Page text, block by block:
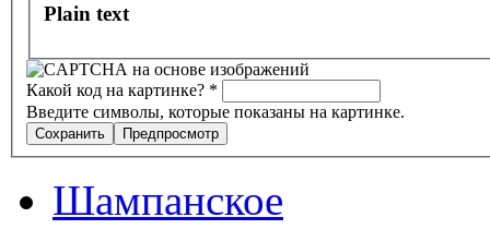
Plain text
Какой код на картинке? *
Введите символы, которые показаны на картинке.
Шампанское